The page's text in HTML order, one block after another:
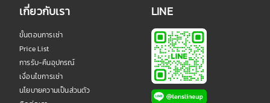
เกี่ยวกับเรา
ขั้นตอนการเช่า
Price List
การรับ-คืนอุปกรณ์
เงื่อนไขการเช่า
นโยบายความเป็นส่วนตัว
LINE